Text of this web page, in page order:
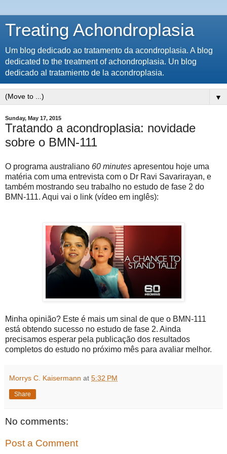
Treating Achondroplasia
Um blog dedicado ao tratamento da acondroplasia. A blog
dedicated to the treatment of achondroplasia. Un blog
dedicado al tratamiento de la acondroplasia.
▼
Sunday, May 17, 2015
Tratando a acondroplasia: novidade
sobre o BMN-111
O programa australiano 60 minutes apresentou hoje uma
matéria com uma entrevista com o Dr Ravi Savarirayan, e
também mostrando seu trabalho no estudo de fase 2 do
BMN-111. Aqui vai o link (vídeo em inglês):
Minha opinião? Este é mais um sinal de que o BMN-111
está obtendo sucesso no estudo de fase 2. Ainda
precisamos esperar pela publicação dos resultados
completos do estudo no próximo mês para avaliar melhor.
Morrys C. Kaisermann at 5:32 PM
Share
No comments:
Post a Comment